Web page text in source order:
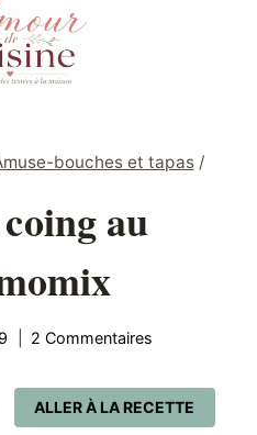
bouches et tapas /
au
2 Commentaires
ALLER À LA RECETTE